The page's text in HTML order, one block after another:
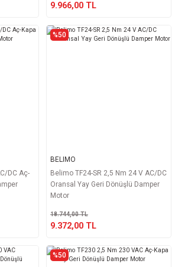
9.966,00 TL
DC Aç-
%50
BELIMO
Belimo TF24-SR 2,5 Nm 24 V AC/DC
Oransal Yay Geri Dönüşlü Damper
Motor
18.744,00 TL
9.372,00 TL
%50